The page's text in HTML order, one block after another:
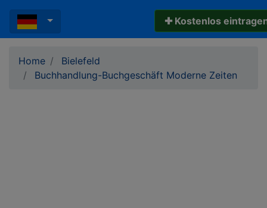
✚ Kostenlos
Home
Bielefeld
Buchhandlung-Buchgeschäft Moderne Zeiten